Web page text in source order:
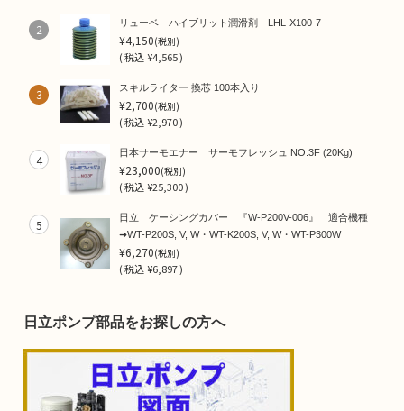
2 リューベ ハイブリット潤滑剤 LHL-X100-7
¥4,150(税別)
(税込¥4,565 )
3 スキルライター 換芯 100本入り
¥2,700(税別)
(税込¥2,970 )
4 日本サーモエナー サーモフレッシュ NO.3F (20Kg)
¥23,000(税別)
(税込¥25,300 )
5
日立 ケーシングカバー 『W-P200V-006』 適合機種
➜WT-P200S, V, W・WT-K200S, V, W・WT-P300W
¥6,270(税別)
(税込¥6,897 )
日立ポンプ部品をお探しの方へ